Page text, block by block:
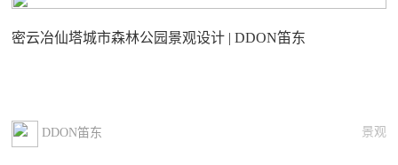
密云冶仙塔城市森林公园景观设计 | DDON笛东
DDON笛东 景观